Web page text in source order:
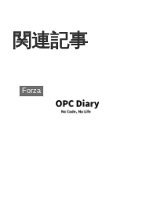
関連記事
Forza